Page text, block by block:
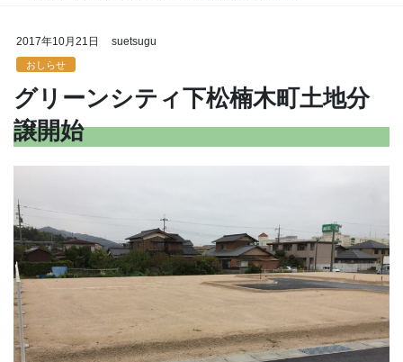
2017年10月21日 suetsugu
おしらせ
グリーンシティ下松楠木町土地分
譲開始